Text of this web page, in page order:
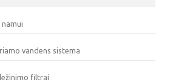
vandens sistema
filtrai